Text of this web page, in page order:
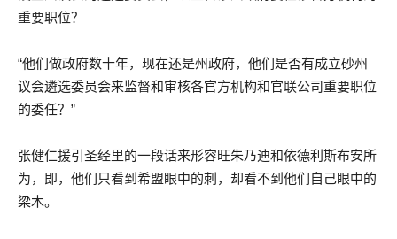
重要职位？
“他们做政府数十年，现在还是州政府，他们是否有成立砂州
议会遴选委员会来监督和审核各官方机构和官联公司重要职位
的委任？”
张健仁援引圣经里的一段话来形容旺朱乃迪和依德利斯布安所
为，即，他们只看到希盟眼中的刺，却看不到他们自己眼中的
梁木。